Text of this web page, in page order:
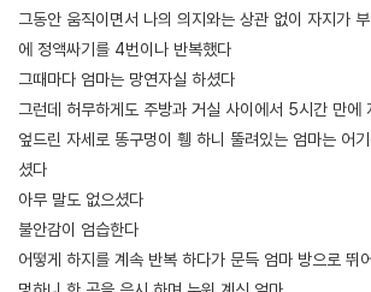
그동안 움직이면서 나의 의지와는 상관 없이 자지가
에 정액싸기를 4번이나 반복했다
그때마다 엄마는 망연자실 하셨다
그런데 허무하게도 주방과 거실 사이에서 5시간 만에
엎드린 자세로 똥구멍이 휑 하니 뚤려있는 엄마는 어
셨다
아무 말도 없으셨다
불안감이 엄습한다
어떻게 하지를 계속 반복 하다가 문득 엄마 방으로 뛰